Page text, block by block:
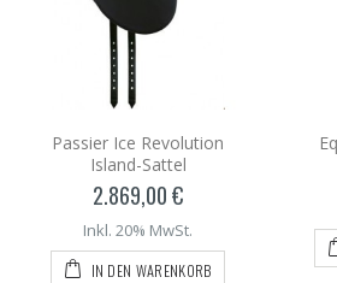
Passier Ice Revolution
Island-Sattel
2.869,00 €
Inkl. 20% MwSt.
IN DEN WARENKORB